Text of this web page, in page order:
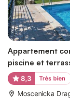
Appartement
piscine et
8,3 Très bien
Moscenicka